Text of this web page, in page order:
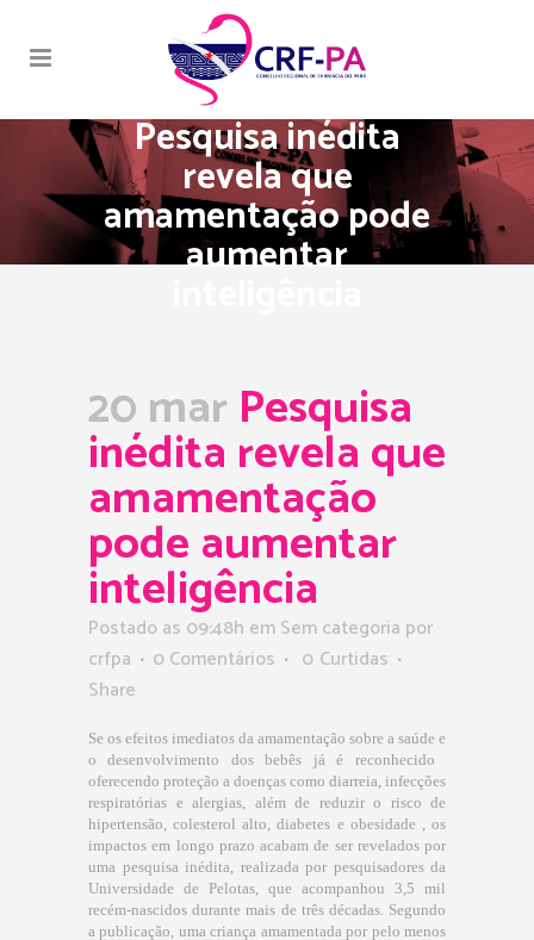
Pesquisa inédita
revela que
amamentação pode
aumentar
20 marPesquisa
inédita revela que
amamentação
pode aumentar
inteligência
Postado as 09:48h em Sem categoria por
crfpa
0 Comentários 0 Curtidas
Share
Se os efeitos imediatos da amamentação sobre a saúde e
o desenvolvimento dos bebês já é reconhecido 
oferecendo proteção a doenças como diarreia, infecções
respiratórias e alergias, além de reduzir o risco de
hipertensão, colesterol alto, diabetes e obesidade , os
impactos em longo prazo acabam de ser revelados por
uma pesquisa inédita, realizada por pesquisadores da
Universidade de Pelotas, que acompanhou 3,5 mil
recém-nascidos durante mais de três décadas. Segundo
a publicação, uma criança amamentada por pelo menos